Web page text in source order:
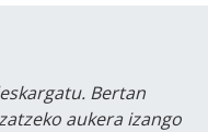
Bertan
aukera izango